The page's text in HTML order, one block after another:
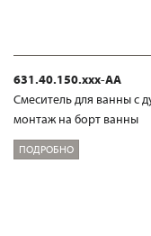
631.40.150.xxx-AA
Смеситель для ванны с
монтаж на борт ванны
ПОДРОБНО